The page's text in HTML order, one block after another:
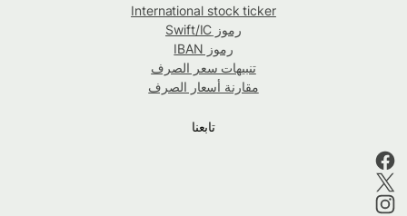
International stock ticker
رموز Swift/IC
رموز IBAN
تنبيهات سعر الصرف
مقارنة أسعار الصرف
تابعنا